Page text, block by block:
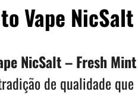
Vape
NicSalt – Fresh Mint
de qualidade